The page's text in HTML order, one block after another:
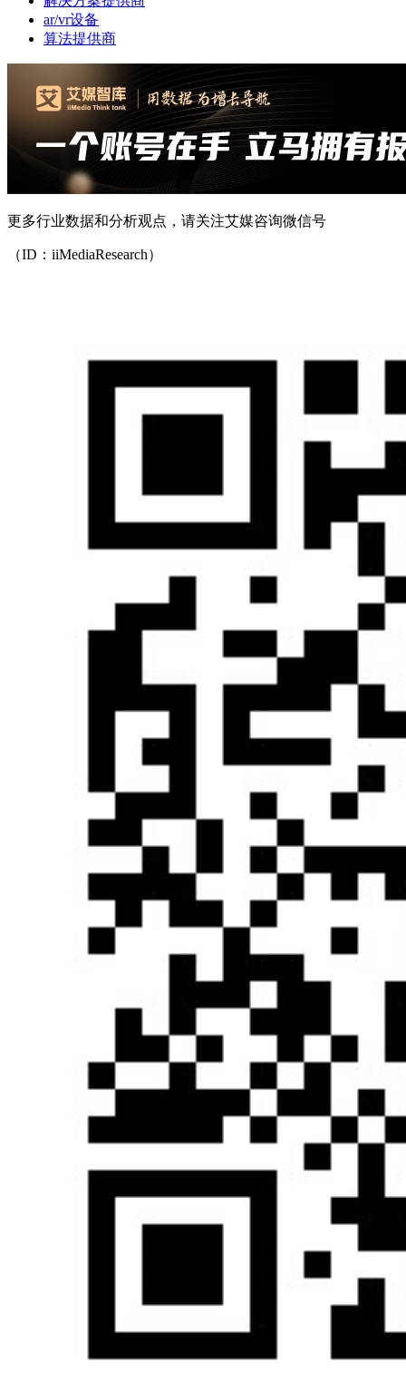
ar/vr设备
算法提供商
更多行业数据和分析观点，请关注艾媒咨询微信号
（ID：iiMediaResearch）